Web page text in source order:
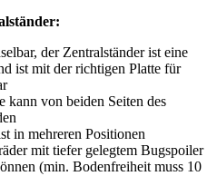
der Zentralständer ist eine
ist mit der richtigen Platte für
kann von beiden Seiten des
in mehreren Positionen
mit tiefer gelegtem Bugspoiler
(min. Bodenfreiheit muss 10